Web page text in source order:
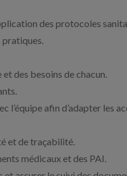
des protocoles
pratiques.
des besoins de chacun.
afin d’adapter les
et de traçabilité.
médicaux et des PAI.